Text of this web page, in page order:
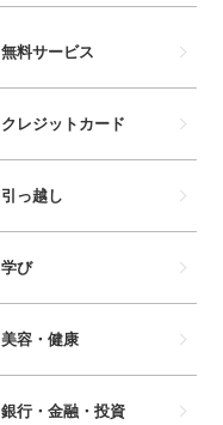
無料サービス
クレジットカード
引っ越し
学び
美容・健康
銀行・金融・投資